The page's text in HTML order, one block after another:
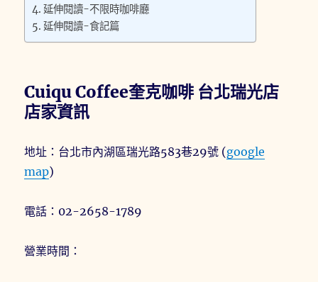
延伸閱讀-不限時咖啡廳
延伸閱讀-食記篇
Cuiqu Coffee奎克咖啡 台北瑞光店
店家資訊
地址：台北市內湖區瑞光路583巷29號 (google
map)
電話：02-2658-1789
營業時間：